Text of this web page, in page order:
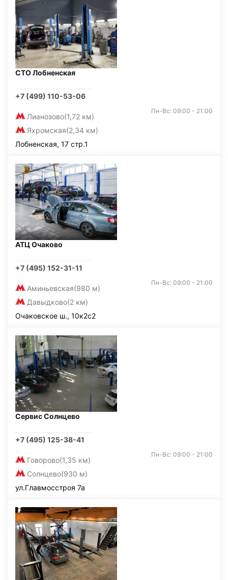
СТО Лобненская
+7 (499) 110-53-06
Лианозово(1,72 км)
Яхромская(2,34 км)
Пн-Вс: 09:00 - 21:00
Лобненская, 17 стр.1
АТЦ Очаково
+7 (495) 152-31-11
Аминьевская(980 м)
Давыдково(2 км)
Пн-Вс: 09:00 - 21:00
Очаковское ш., 10к2с2
Сервис Солнцево
+7 (495) 125-38-41
Говорово(1,35 км)
Солнцево(930 м)
Пн-Вс: 09:00 - 21:00
ул.Главмосстроя 7а